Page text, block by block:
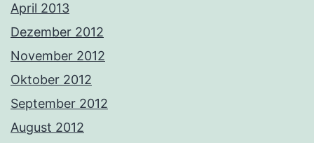
April 2013
Dezember 2012
November 2012
Oktober 2012
September 2012
August 2012